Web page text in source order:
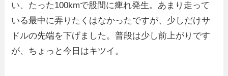
い、たった100kmで股間に痺れ発生。あまり走って
いる最中に弄りたくはなかったですが、少しだけサ
ドルの先端を下げました。普段は少し前上がりです
が、ちょっと今日はキツイ。